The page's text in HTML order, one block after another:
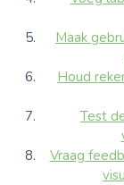
Maak
Houd
Test
Vraag